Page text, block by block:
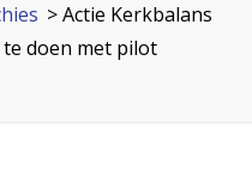
>Actie Kerkbalans
doen met pilot